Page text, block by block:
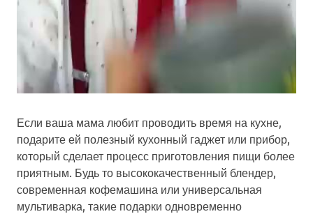
Если ваша мама любит проводить время на кухне,
подарите ей полезный кухонный гаджет или прибор,
который сделает процесс приготовления пищи более
приятным. Будь то высококачественный блендер,
современная кофемашина или универсальная
мультиварка, такие подарки одновременно